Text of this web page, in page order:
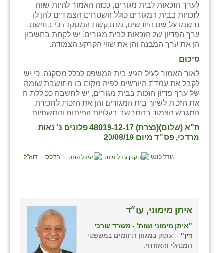
לערך הזכאות לבית מגורים, ככזה האמור להיות שווה
לזכויות בבית המגורים כולל השטחים הצמודים להן לו
נרשמו על שם היורשים, מתבקשת המסקנה כי בחישוב
ערך הפדיון של הזכאות לבית מגורים, יש לקחת בחשבון
הן את ערך המבנה והן את שווי הקרקע הצמודה.
סיכום
לאור האמור לעיל הגיע בית המשפט לכלל מסקנה, כי יש
לקבל את עמדת היורשים לפיה מקום בו מחושבת שומה
של ערך פדיון הזכות בבית מגורים, יש לחשבה ככוללת הן
את הזכות לשיוך בית המגורים והן את הזכות לחכירת
המגרש הצמוד בהתחשב בעלויות הפיתוח והתשתיות.
ת"א (שלום)(נצרת) 48019-12-17 פלונים נ' נאות
מרדכי, פס״ד מיום 20/08/19
גודל פונט הדפס דוא"ל
איתן מימוני, עו״ד
"איתן מימוני ושות' - משרד עורכי
דין" - עוסק במגוון תחומים במשפטי
המנהלי והאזרחי.